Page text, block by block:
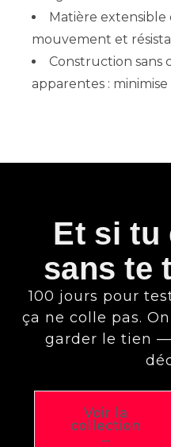
Matière
mouvement et
Construction sans
apparentes :
Et si tu
sans te
100 jours pour
ça ne colle pas.
garder le tien —
Voir la
collection
→